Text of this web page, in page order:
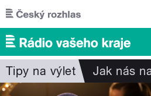
Přejít k hlavnímu obsahu
Tipy na výlet Jak nás